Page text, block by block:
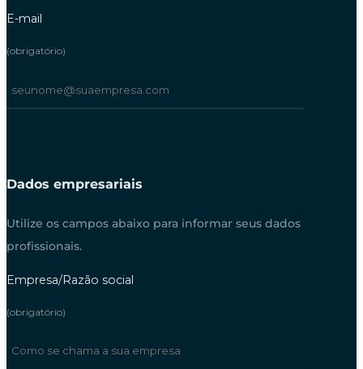
E-mail
(obrigatório)
Dados empresariais
Utilize os campos abaixo para informar seus dados
profissionais.
Empresa/Razão social
(obrigatório)